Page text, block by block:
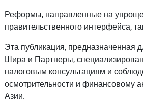
Реформы, направленные на
правительственного интерфейса,
Эта публикация, предназначенная
Шира и Партнеры,
налоговым консультациям и
осмотрительности и финансовому
Азии.